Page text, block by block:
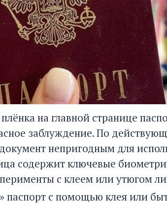
на главной странице
заблуждение. По
непригодным для
содержит ключевые
с клеем или утюгом
паспорт с помощью клея или